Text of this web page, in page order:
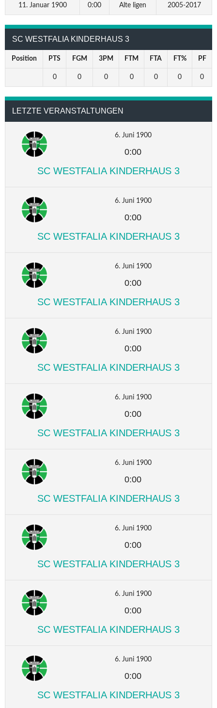
11. Januar 1900 0:00 Alte ligen 2005-2017
SC WESTFALIA KINDERHAUS 3
Position PTS FGM 3PM FTM FTA FT% PF
0 0 0 0 0 0 0
LETZTE VERANSTALTUNGEN
6. Juni 1900
0:00
SC WESTFALIA KINDERHAUS 3
6. Juni 1900
0:00
SC WESTFALIA KINDERHAUS 3
6. Juni 1900
0:00
SC WESTFALIA KINDERHAUS 3
6. Juni 1900
0:00
SC WESTFALIA KINDERHAUS 3
6. Juni 1900
0:00
SC WESTFALIA KINDERHAUS 3
6. Juni 1900
0:00
SC WESTFALIA KINDERHAUS 3
6. Juni 1900
0:00
SC WESTFALIA KINDERHAUS 3
6. Juni 1900
0:00
SC WESTFALIA KINDERHAUS 3
6. Juni 1900
0:00
SC WESTFALIA KINDERHAUS 3